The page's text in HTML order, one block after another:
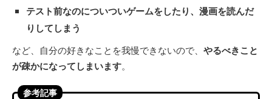
テスト前なのについついゲームをしたり、漫画を読んだ
りしてしまう
など、自分の好きなことを我慢できないので、 やるべきこと
が疎かになってしまいます。
参考記事